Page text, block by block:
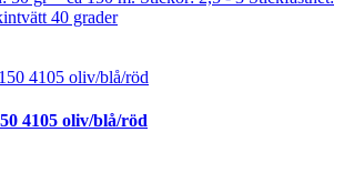
40 grader
4105 oliv/blå/röd